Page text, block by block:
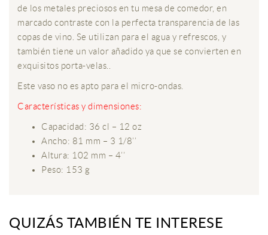
de los metales preciosos en tu mesa de comedor, en
marcado contraste con la perfecta transparencia de las
copas de vino. Se utilizan para el agua y refrescos, y
también tiene un valor añadido ya que se convierten en
exquisitos porta-velas..
Este vaso no es apto para el micro-ondas.
Características y dimensiones:
Capacidad: 36 cl – 12 oz
Ancho: 81 mm – 3 1/8’’
Altura: 102 mm – 4’’
Peso: 153 g
QUIZÁS TAMBIÉN TE INTERESE